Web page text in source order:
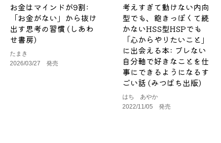
お金はマインドが9割:
「お金がない」から抜け
出す思考の習慣 (しあわ
せ書房)
たまき
2026/03/27 発売
考えすぎて動けない内向
型でも、飽きっぽくて続
かないHSS型HSPでも
「心からやりたいこと」
に出会える本: ブレない
自分軸で好きなことを仕
事にできるようになるす
ごい話 (みつばち出版)
はち あやか
2022/11/05 発売